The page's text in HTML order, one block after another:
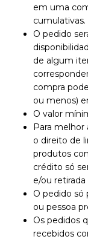
em uma
cumulativas.
O pedido
de algum
compra
ou menos)
O valor
Para melhor
o direito de
produtos
crédito só
e/ou
O pedido só
ou pessoa
Os pedidos
recebidos